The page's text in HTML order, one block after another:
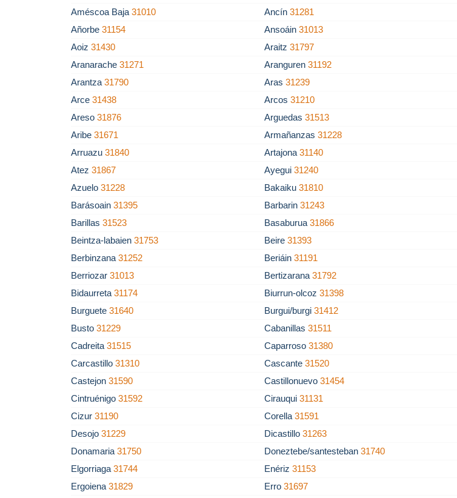
Améscoa Baja 31010 Ancín31281
Añorbe 31154 Ansoáin31013
Aoiz 31430 Araitz31797
Aranarache 31271 Aranguren31192
Arantza 31790 Aras31239
Arce 31438 Arcos31210
Areso 31876 Arguedas31513
Aribe 31671 Armañanzas31228
Arruazu 31840 Artajona31140
Atez 31867 Ayegui31240
Azuelo 31228 Bakaiku31810
Barásoain 31395 Barbarin31243
Barillas 31523 Basaburua31866
Beintza-labaien 31753 Beire31393
Berbinzana 31252 Beriáin31191
Berriozar 31013 Bertizarana31792
Bidaurreta 31174 Biurrun-olcoz31398
Burguete 31640 Burgui/burgi31412
Busto 31229 Cabanillas31511
Cadreita 31515 Caparroso31380
Carcastillo 31310 Cascante31520
Castejon 31590 Castillonuevo31454
Cintruénigo 31592 Cirauqui31131
Cizur 31190 Corella31591
Desojo 31229 Dicastillo31263
Donamaria 31750 Doneztebe/santesteban31740
Elgorriaga 31744 Enériz31153
Ergoiena 31829 Erro31697